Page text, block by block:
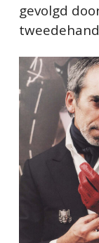
gevolgd